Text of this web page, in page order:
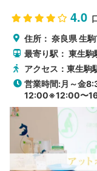
4.0
住所：奈良県生
最寄り駅：東生駒
アクセス：東生駒
営業時間:月～金
12:00※12:00〜